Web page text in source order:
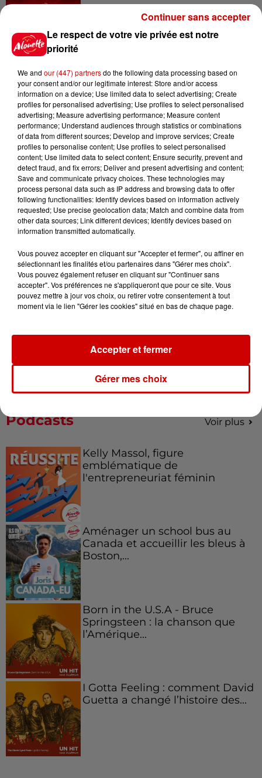
Jeux
Le Duel - Gagnez vos entrées
pour l'un des zoos de nos
régions !
Gagnez vos places pour le
Festival du Roi Arthur 2026 !
Musée du Sport Automobile au
Mans !
votre séjour en famille au cœur
de la...
Podcasts Voir plus
Kelly Massol, figure
emblématique de
l'entrepreneuriat féminin
Aménager un school bus au
Canada et accueillir les bleus à
Boston,...
Born in the U.S.A - Bruce
Springsteen : la chanson que
l’Amérique...
I Gotta Feeling : comment David
Guetta a changé l’histoire des...
Le respect de votre vie privée est notre
priorité
We and our (447) partnersdo the following data processing based on
your consent and/or our legitimate interest: Store and/or access
information on a device; Use limited data to select advertising; Create
profiles for personalised advertising; Use profiles to select personalised
advertising; Measure advertising performance; Measure content
performance; Understand audiences through statistics or combinations
of data from different sources; Develop and improve services; Create
profiles to personalise content; Use profiles to select personalised
content; Use limited data to select content; Ensure security, prevent and
detect fraud, and fix errors; Deliver and present advertising and content;
Save and communicate privacy choices. These technologies may
process personal data such as IP address and browsing data to offer
following functionalities: Identify devices based on information actively
requested; Use precise geolocation data; Match and combine data from
other data sources; Link different devices; Identify devices based on
information transmitted automatically.
Vous pouvez accepter en cliquant sur "Accepter et fermer", ou affiner en
sélectionnant les finalités et/ou partenaires dans "Gérer mes choix".
Vous pouvez également refuser en cliquant sur "Continuer sans
accepter". Vos préférences ne s'appliqueront que pour ce site. Vous
pouvez mettre à jour vos choix, ou retirer votre consentement à tout
moment via le lien "Gérer les cookies" situé en bas de chaque page.
Gérer mes choix
Accepter et fermer
Continuer sans accepter